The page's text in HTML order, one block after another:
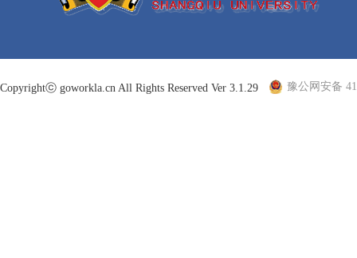
Copyrightⓒ goworkla.cn All Rights Reserved Ver 3.1.29 豫公网安备